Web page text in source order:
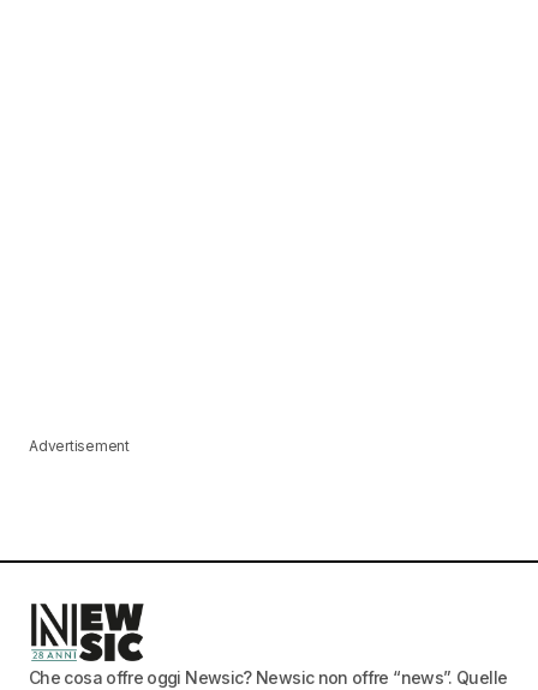
Advertisement
Che cosa offre oggi Newsic? Newsic non offre “news”. Quelle